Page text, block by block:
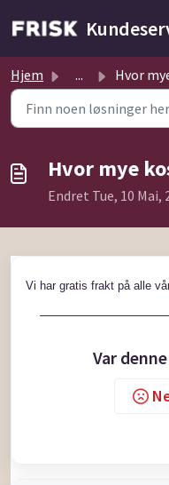
Hjem ... Hvor mye
Hvor mye
Endret Tue, 10 Mai,
Vi har gratis frakt på alle
Var